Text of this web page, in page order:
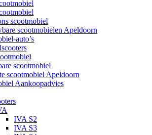
scootmobiel
scootmobielen Apeldoorn
auto’s
scootmobiel
scootmobiel Apeldoorn
Aankoopadvies
IVA S2
IVA S3